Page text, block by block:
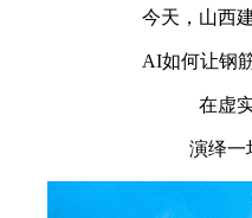
今天，山西
AI如何让钢
在虚
演绎一